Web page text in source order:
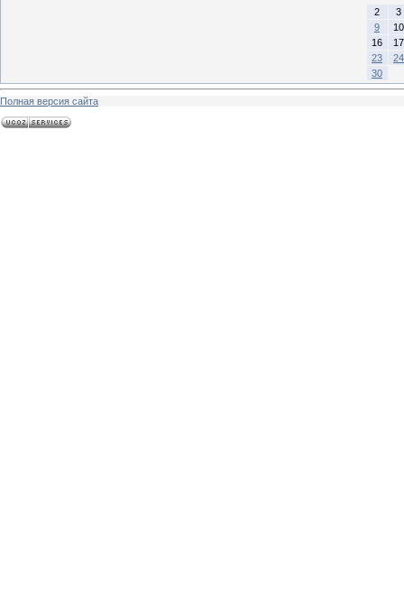
2
3
9
10
16
17
23
24
30
Полная версия сайта